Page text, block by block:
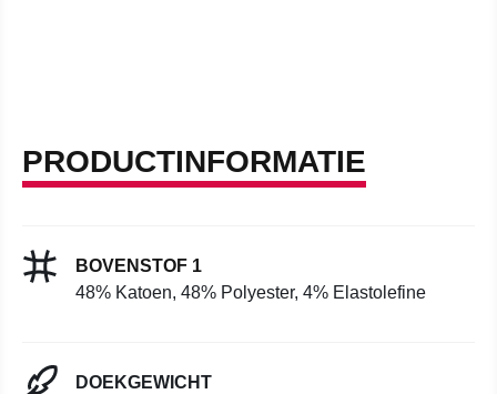
PRODUCTINFORMATIE
BOVENSTOF 1
48% Katoen, 48% Polyester, 4% Elastolefine
DOEKGEWICHT